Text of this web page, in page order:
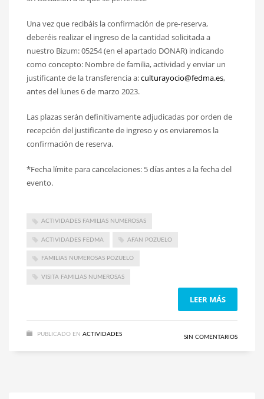
Una vez que recibáis la confirmación de pre-reserva,
deberéis realizar el ingreso de la cantidad solicitada a
nuestro Bizum: 05254 (en el apartado DONAR) indicando
como concepto: Nombre de familia, actividad y enviar un
justificante de la transferencia a:culturayocio@fedma.es,
antes del lunes 6 de marzo 2023.
Las plazas serán definitivamente adjudicadas por orden de
recepción del justificante de ingreso y os enviaremos la
confirmación de reserva.
*Fecha límite para cancelaciones: 5 días antes a la fecha del
evento.
ACTIVIDADES FAMILIAS NUMEROSAS
ACTIVIDADES FEDMA AFAN POZUELO
FAMILIAS NUMEROSAS POZUELO
VISITA FAMILIAS NUMEROSAS
LEER MÁS
PUBLICADO EN ACTIVIDADES SIN COMENTARIOS